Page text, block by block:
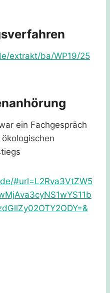
extrakt/ba/WP19/25
ein Fachgespräch
#url=L2Rva3VtZW5